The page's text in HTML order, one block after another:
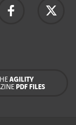
AGILITY
PDF FILES